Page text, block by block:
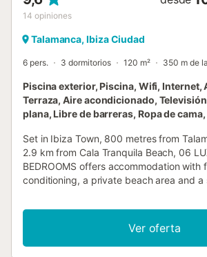
14 opiniones
Talamanca, Ibiza Ciudad
6 pers. 3 dormitorios 120 m² 350 m de
Piscina exterior, Piscina, Wifi, Internet,
Terraza, Aire acondicionado,
plana, Libre de barreras, Ropa de
Set in Ibiza Town, 800 metres from
2.9 km from Cala Tranquila Beach, 06
BEDROOMS offers accommodation with
conditioning, a private beach area and a
Ver oferta